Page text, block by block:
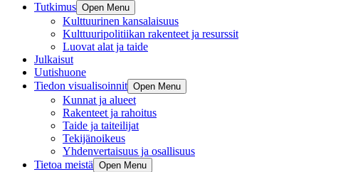
Tutkimus Open Menu
Kulttuurinen kansalaisuus
Kulttuuripolitiikan rakenteet ja resurssit
Luovat alat ja taide
Julkaisut
Uutishuone
Tiedon visualisoinnit Open Menu
Kunnat ja alueet
Rakenteet ja rahoitus
Taide ja taiteilijat
Tekijänoikeus
Yhdenvertaisuus ja osallisuus
Tietoa meistä Open Menu